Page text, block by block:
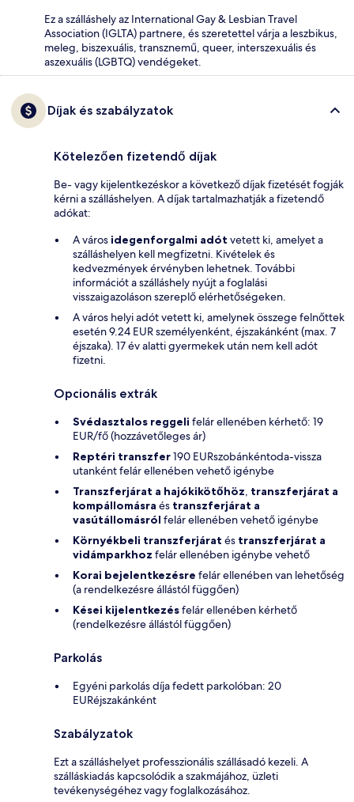
Ez a szálláshely az International Gay & Lesbian Travel
Association (IGLTA) partnere, és szeretettel várja a leszbikus,
meleg, biszexuális, transznemű, queer, interszexuális és
aszexuális (LGBTQ) vendégeket.
Díjak és szabályzatok
Kötelezően fizetendő díjak
Be- vagy kijelentkezéskor a következő díjak fizetését fogják
kérni a szálláshelyen. A díjak tartalmazhatják a fizetendő
adókat:
A városidegenforgalmi adót vetett ki, amelyet a
szálláshelyen kell megfizetni. Kivételek és
kedvezmények érvényben lehetnek. További
információt a szálláshely nyújt a foglalási
visszaigazoláson szereplő elérhetőségeken.
A város helyi adót vetett ki, amelynek összege felnőttek
esetén 9.24 EUR személyenként, éjszakánként (max. 7
éjszaka). 17 év alatti gyermekek után nem kell adót
fizetni.
Opcionális extrák
Svédasztalos reggeli felár ellenében kérhető: 19
EUR/fő (hozzávetőleges ár)
Reptéri transzfer190 EURszobánkéntoda-vissza
utanként felár ellenében vehető igénybe
Transzferjárat a hajókikötőhöz, transzferjárat a
kompállomásra és transzferjárat a
vasútállomásról felár ellenében vehető igénybe
Környékbeli transzferjárat és transzferjárat a
vidámparkhoz felár ellenében igénybe vehető
Korai bejelentkezésre felár ellenében van lehetőség
(a rendelkezésre állástól függően)
Kései kijelentkezésfelár ellenében kérhető
(rendelkezésre állástól függően)
Parkolás
Egyéni parkolás díja fedett parkolóban: 20
EURéjszakánként
Szabályzatok
Ezt a szálláshelyet professzionális szállásadó kezeli. A
szálláskiadás kapcsolódik a szakmájához, üzleti
tevékenységéhez vagy foglalkozásához.